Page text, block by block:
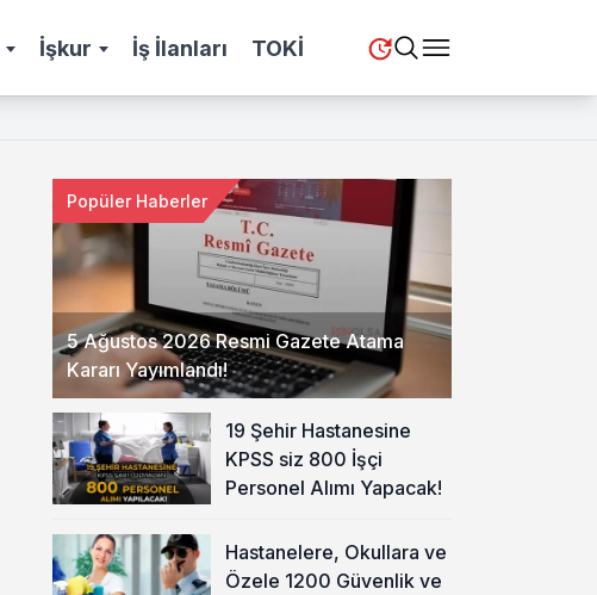
İşkur İş İlanları TOKİ
5 Ağustos 2026 Resmi Gazete Atama
Kararı Yayımlandı!
Popüler Haberler
19 Şehir Hastanesine
KPSS siz 800 İşçi
Personel Alımı Yapacak!
Hastanelere, Okullara ve
Özele 1200 Güvenlik ve